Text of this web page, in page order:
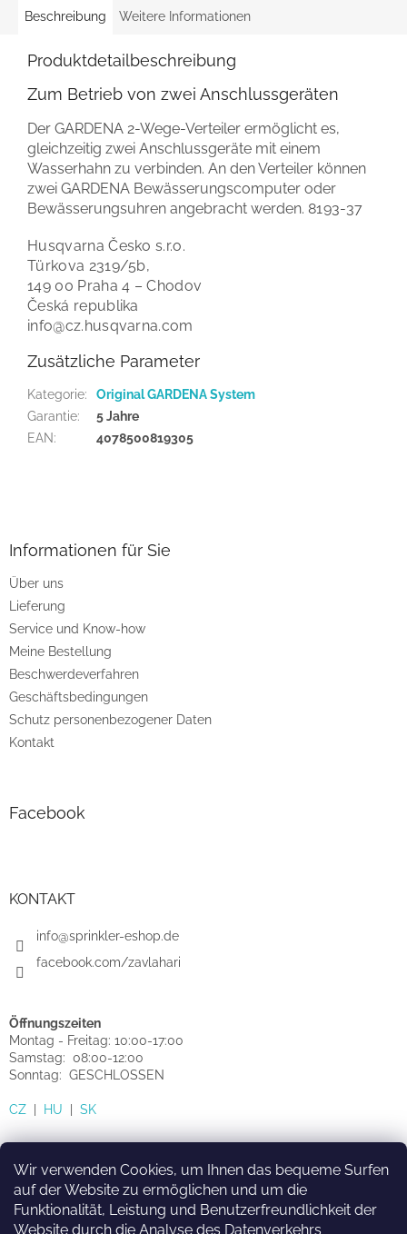
Wir verwenden Cookies, um Ihnen das bequeme Surfen
auf der Website zu ermöglichen und um die
Funktionalität, Leistung und Benutzerfreundlichkeit der
Website durch die Analyse des Datenverkehrs
Beschreibung Weitere Informationen
Produktdetailbeschreibung
Zum Betrieb von zwei Anschlussgeräten
Der GARDENA 2-Wege-Verteiler ermöglicht es,
gleichzeitig zwei Anschlussgeräte mit einem
Wasserhahn zu verbinden. An den Verteiler können
zwei GARDENA Bewässerungscomputer oder
Bewässerungsuhren angebracht werden. 8193-37
Husqvarna Česko s.r.o.
Türkova 2319/5b,
149 00 Praha 4 – Chodov
Česká republika
info@cz.husqvarna.com
Zusätzliche Parameter
Kategorie:
Original GARDENA System
Garantie:
5 Jahre
EAN: 4078500819305
e
Informationen für Sie
Über uns
Lieferung
Service und Know-how
Meine Bestellung
Beschwerdeverfahren
Geschäftsbedingungen
Schutz personenbezogener Daten
Kontakt
Facebook
KONTAKT
info@sprinkler-eshop.de
facebook.com/zavlahari
Öffnungszeiten
Montag - Freitag: 10:00-17:00
Samstag: 08:00-12:00
Sonntag: GESCHLOSSEN
CZ HU SK
HU SK CZ